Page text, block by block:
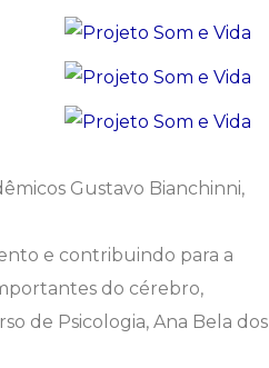
Gustavo Bianchinni,
e contribuindo para a
do cérebro,
de Psicologia, Ana Bela dos